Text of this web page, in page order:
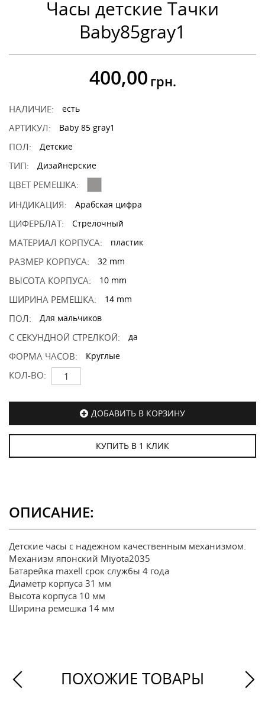
Часы детские Тачки
Baby85gray1
400,00 грн.
НАЛИЧИЕ: есть
АРТИКУЛ: Baby 85 gray1
ПОЛ: Детские
ТИП: Дизайнерские
ЦВЕТ РЕМЕШКА:
ИНДИКАЦИЯ:
Арабская цифра
ЦИФЕРБЛАТ: Стрелочный
МАТЕРИАЛ КОРПУСА: пластик
РАЗМЕР КОРПУСА: 32 mm
ВЫСОТА КОРПУСА: 10 mm
ШИРИНА РЕМЕШКА: 14 mm
ПОЛ: Для мальчиков
С СЕКУНДНОЙ СТРЕЛКОЙ: да
ФОРМА ЧАСОВ: Круглые
КОЛ-ВО:
ДОБАВИТЬ В КОРЗИНУ
КУПИТЬ В 1 КЛИК
ОПИСАНИЕ:
Детские часы с надежном качественным механизмом.
Механизм японский Miyota2035
Батарейка maxell срок службы 4 года
Диаметр корпуса 31 мм
Высота корпуса 10 мм
Ширина ремешка 14 мм
ПОХОЖИЕ ТОВАРЫ